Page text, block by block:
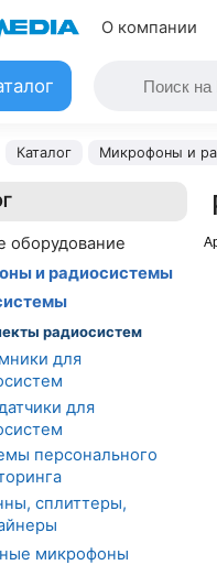
О компании
Каталог Микрофоны и
оборудование
и радиосистемы
радиосистем
для
для
персонального
сплиттеры,
микрофоны